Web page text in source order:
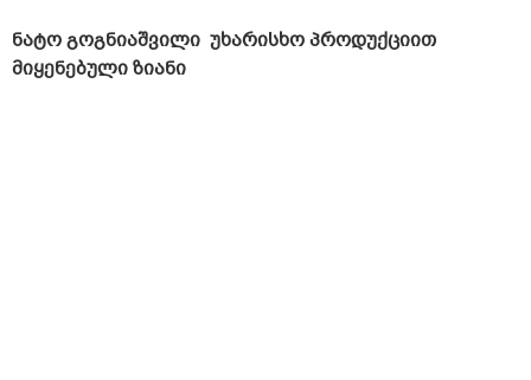
ნატო გოგნიაშვილი უხარისხო პროდუქციით
მიყენებული ზიანი